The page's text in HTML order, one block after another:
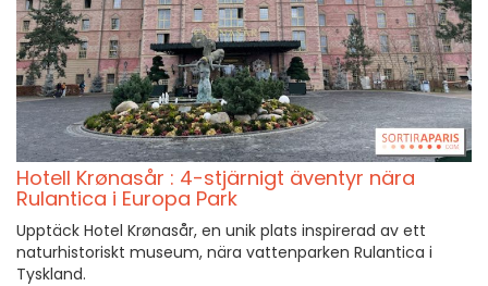
Hotell Krønasår : 4-stjärnigt äventyr nära
Rulantica i Europa Park
Upptäck Hotel Krønasår, en unik plats inspirerad av ett
naturhistoriskt museum, nära vattenparken Rulantica i
Tyskland.